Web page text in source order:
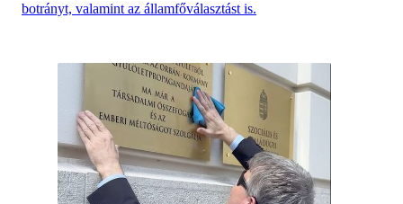
botrányt, valamint az államfőválasztást is.